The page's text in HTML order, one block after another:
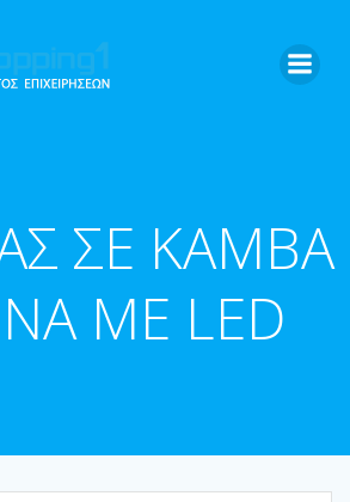
ΣΕ ΚΑΜΒΑ
ΜΕ LED